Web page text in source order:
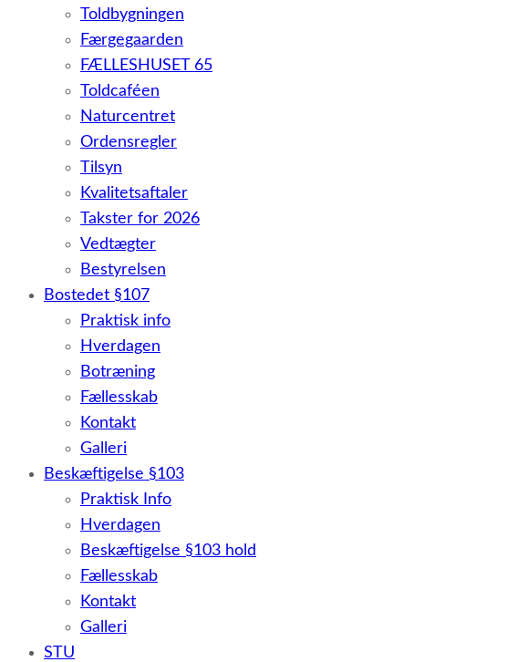
Toldbygningen
Færgegaarden
FÆLLESHUSET 65
Toldcaféen
Naturcentret
Ordensregler
Tilsyn
Kvalitetsaftaler
Takster for 2026
Vedtægter
Bestyrelsen
Bostedet §107
Praktisk info
Hverdagen
Botræning
Fællesskab
Kontakt
Galleri
Beskæftigelse §103
Praktisk Info
Hverdagen
Beskæftigelse §103 hold
Fællesskab
Kontakt
Galleri
STU